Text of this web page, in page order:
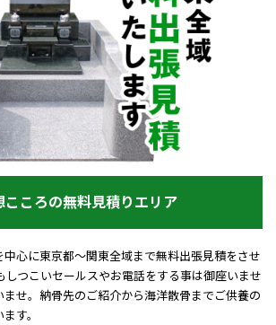
こころの無料見積りエリア
心に東京都～関東全域まで無料出張見積をさせ
しつこいセールスやお電話をする事は御座いませ
ませ。納骨先のご紹介から海洋散骨までご供養の
す。